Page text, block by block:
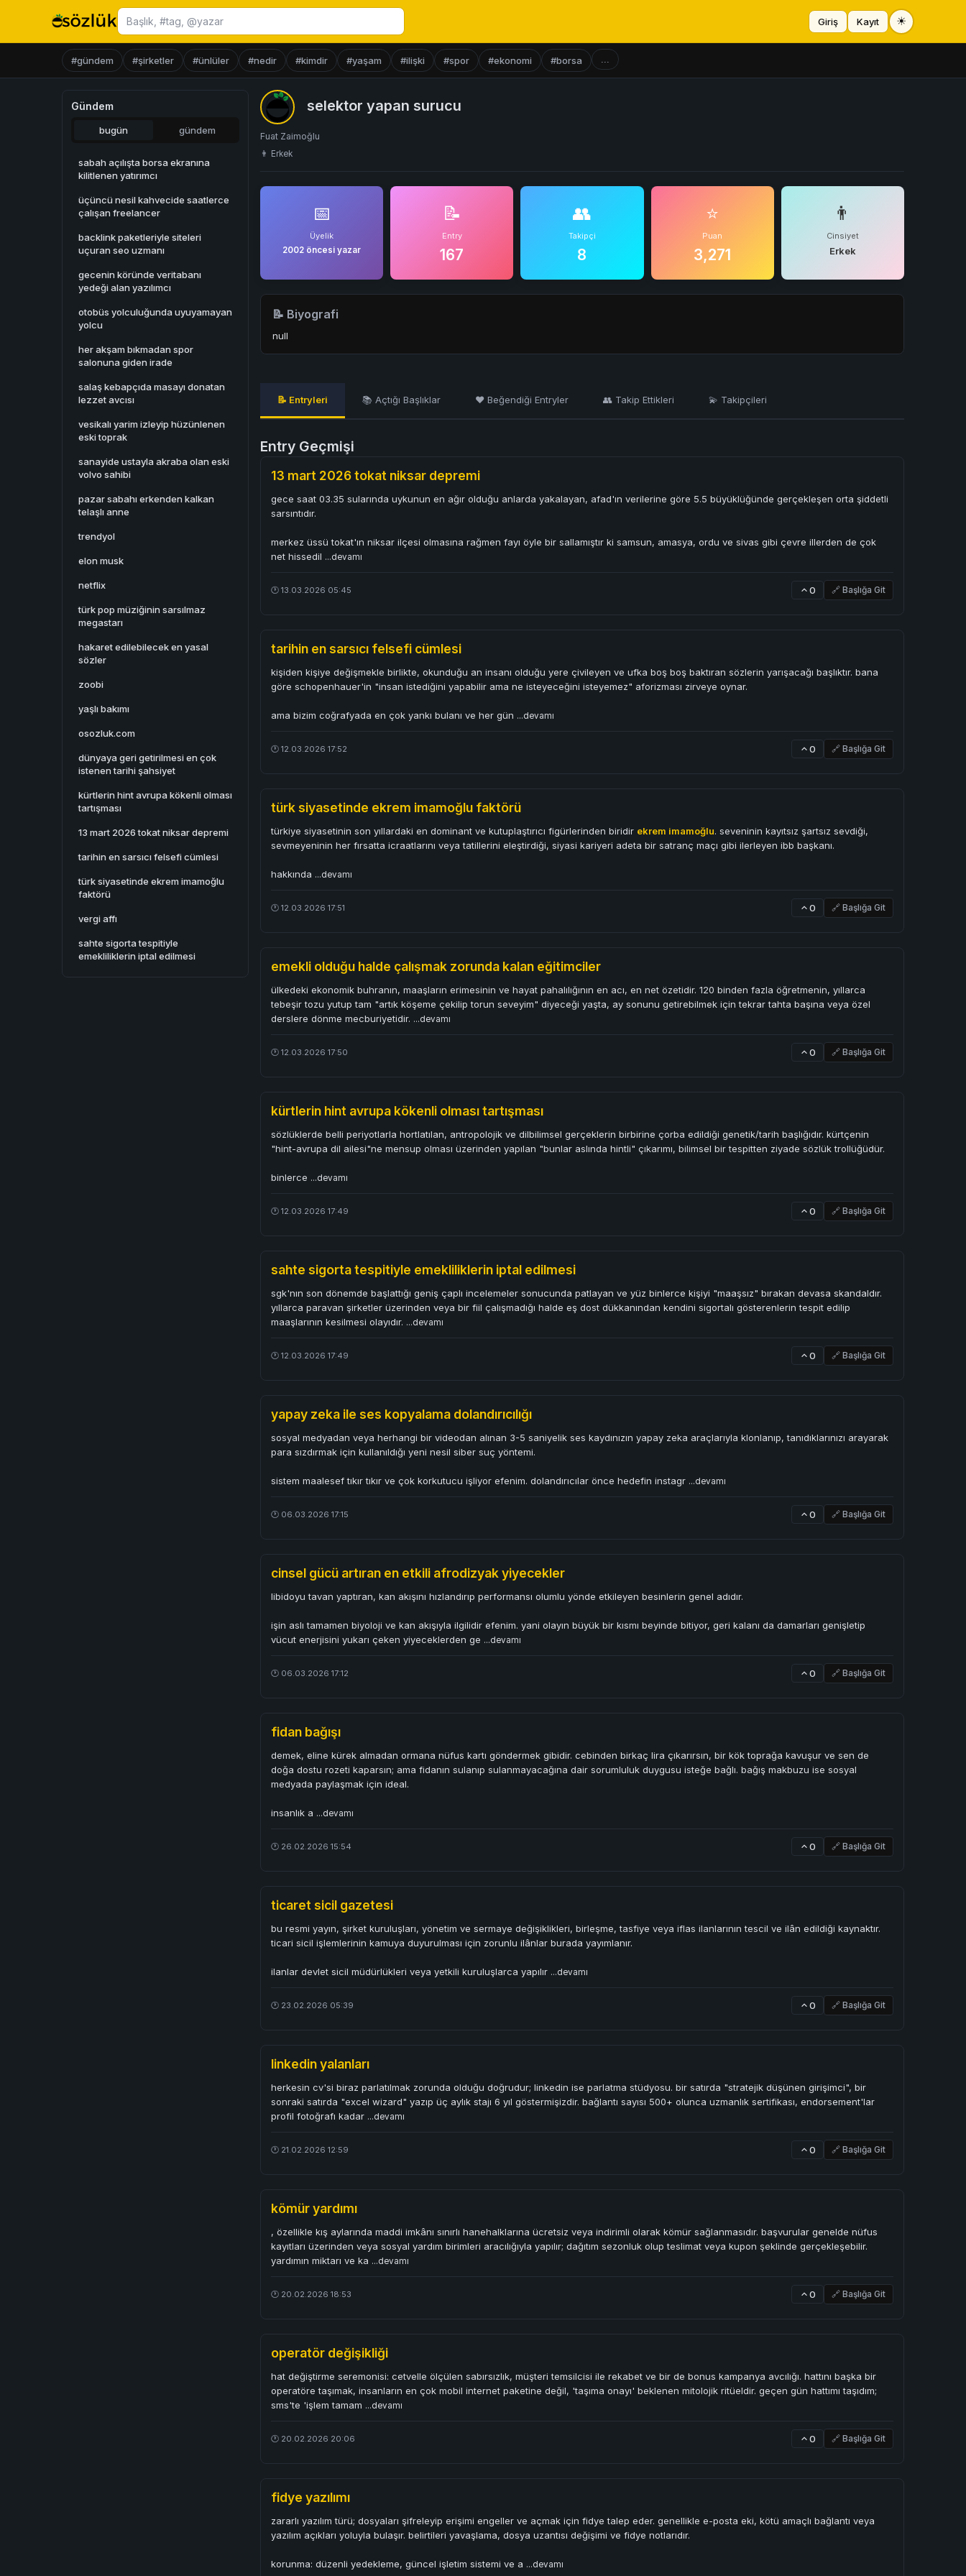
Başlık ara
Giriş Kayıt ☀
#gündem #şirketler #ünlüler #nedir #kimdir #yaşam #ilişki #spor #ekonomi #borsa ...
Gündem
bugün gündem
sabah açılışta borsa ekranına
kilitlenen yatırımcı
üçüncü nesil kahvecide saatlerce
çalışan freelancer
backlink paketleriyle siteleri
uçuran seo uzmanı
gecenin köründe veritabanı
yedeği alan yazılımcı
otobüs yolculuğunda uyuyamayan
yolcu
her akşam bıkmadan spor
salonuna giden irade
salaş kebapçıda masayı donatan
lezzet avcısı
vesikalı yarim izleyip hüzünlenen
eski toprak
sanayide ustayla akraba olan eski
volvo sahibi
pazar sabahı erkenden kalkan
telaşlı anne
trendyol
elon musk
netflix
türk pop müziğinin sarsılmaz
megastarı
hakaret edilebilecek en yasal
sözler
zoobi
yaşlı bakımı
osozluk.com
dünyaya geri getirilmesi en çok
istenen tarihi şahsiyet
kürtlerin hint avrupa kökenli olması
tartışması
13 mart 2026 tokat niksar depremi
tarihin en sarsıcı felsefi cümlesi
türk siyasetinde ekrem imamoğlu
faktörü
vergi affı
sahte sigorta tespitiyle
emekliliklerin iptal edilmesi
selektor yapan surucu
Fuat Zaimoğlu
👨 Erkek
📅
Üyelik
2002 öncesi yazar
📝
Entry
167
👥
Takipçi
8
⭐
Puan
3,271
👨
Cinsiyet
Erkek
📝 Biyografi
null
📝 Entryleri 📚 Açtığı Başlıklar ❤️ Beğendiği Entryler 👥 Takip Ettikleri 💫 Takipçileri
Entry Geçmişi
13 mart 2026 tokat niksar depremi
gece saat 03.35 sularında uykunun en ağır olduğu anlarda yakalayan, afad'ın verilerine göre 5.5 büyüklüğünde gerçekleşen orta şiddetli
sarsıntıdır.
merkez üssü tokat'ın niksar ilçesi olmasına rağmen fayı öyle bir sallamıştır ki samsun, amasya, ordu ve sivas gibi çevre illerden de çok
net hissedil ...devamı
🕐 13.03.2026 05:45 0 🔗 Başlığa Git
tarihin en sarsıcı felsefi cümlesi
kişiden kişiye değişmekle birlikte, okunduğu an insanı olduğu yere çivileyen ve ufka boş boş baktıran sözlerin yarışacağı başlıktır. bana
göre schopenhauer'in "insan istediğini yapabilir ama ne isteyeceğini isteyemez" aforizması zirveye oynar.
ama bizim coğrafyada en çok yankı bulanı ve her gün ...devamı
🕐 12.03.2026 17:52 0 🔗 Başlığa Git
türk siyasetinde ekrem imamoğlu faktörü
türkiye siyasetinin son yıllardaki en dominant ve kutuplaştırıcı figürlerinden biridir ekrem imamoğlu. seveninin kayıtsız şartsız sevdiği,
sevmeyeninin her fırsatta icraatlarını veya tatillerini eleştirdiği, siyasi kariyeri adeta bir satranç maçı gibi ilerleyen ibb başkanı.
hakkında ...devamı
🕐 12.03.2026 17:51 0 🔗 Başlığa Git
emekli olduğu halde çalışmak zorunda kalan eğitimciler
ülkedeki ekonomik buhranın, maaşların erimesinin ve hayat pahalılığının en acı, en net özetidir. 120 binden fazla öğretmenin, yıllarca
tebeşir tozu yutup tam "artık köşeme çekilip torun seveyim" diyeceği yaşta, ay sonunu getirebilmek için tekrar tahta başına veya özel
derslere dönme mecburiyetidir. ...devamı
🕐 12.03.2026 17:50 0 🔗 Başlığa Git
kürtlerin hint avrupa kökenli olması tartışması
sözlüklerde belli periyotlarla hortlatılan, antropolojik ve dilbilimsel gerçeklerin birbirine çorba edildiği genetik/tarih başlığıdır. kürtçenin
"hint-avrupa dil ailesi"ne mensup olması üzerinden yapılan "bunlar aslında hintli" çıkarımı, bilimsel bir tespitten ziyade sözlük trollüğüdür.
binlerce ...devamı
🕐 12.03.2026 17:49 0 🔗 Başlığa Git
sahte sigorta tespitiyle emekliliklerin iptal edilmesi
sgk'nın son dönemde başlattığı geniş çaplı incelemeler sonucunda patlayan ve yüz binlerce kişiyi "maaşsız" bırakan devasa skandaldır.
yıllarca paravan şirketler üzerinden veya bir fiil çalışmadığı halde eş dost dükkanından kendini sigortalı gösterenlerin tespit edilip
maaşlarının kesilmesi olayıdır. ...devamı
🕐 12.03.2026 17:49 0 🔗 Başlığa Git
yapay zeka ile ses kopyalama dolandırıcılığı
sosyal medyadan veya herhangi bir videodan alınan 3-5 saniyelik ses kaydınızın yapay zeka araçlarıyla klonlanıp, tanıdıklarınızı arayarak
para sızdırmak için kullanıldığı yeni nesil siber suç yöntemi.
sistem maalesef tıkır tıkır ve çok korkutucu işliyor efenim. dolandırıcılar önce hedefin instagr ...devamı
🕐 06.03.2026 17:15 0 🔗 Başlığa Git
cinsel gücü artıran en etkili afrodizyak yiyecekler
libidoyu tavan yaptıran, kan akışını hızlandırıp performansı olumlu yönde etkileyen besinlerin genel adıdır.
işin aslı tamamen biyoloji ve kan akışıyla ilgilidir efenim. yani olayın büyük bir kısmı beyinde bitiyor, geri kalanı da damarları genişletip
vücut enerjisini yukarı çeken yiyeceklerden ge ...devamı
🕐 06.03.2026 17:12 0 🔗 Başlığa Git
fidan bağışı
demek, eline kürek almadan ormana nüfus kartı göndermek gibidir. cebinden birkaç lira çıkarırsın, bir kök toprağa kavuşur ve sen de
doğa dostu rozeti kaparsın; ama fidanın sulanıp sulanmayacağına dair sorumluluk duygusu isteğe bağlı. bağış makbuzu ise sosyal
medyada paylaşmak için ideal.
insanlık a ...devamı
🕐 26.02.2026 15:54 0 🔗 Başlığa Git
ticaret sicil gazetesi
bu resmi yayın, şirket kuruluşları, yönetim ve sermaye değişiklikleri, birleşme, tasfiye veya iflas ilanlarının tescil ve ilân edildiği kaynaktır.
ticari sicil işlemlerinin kamuya duyurulması için zorunlu ilânlar burada yayımlanır.
ilanlar devlet sicil müdürlükleri veya yetkili kuruluşlarca yapılır ...devamı
🕐 23.02.2026 05:39 0 🔗 Başlığa Git
linkedin yalanları
herkesin cv'si biraz parlatılmak zorunda olduğu doğrudur; linkedin ise parlatma stüdyosu. bir satırda "stratejik düşünen girişimci", bir
sonraki satırda "excel wizard" yazıp üç aylık stajı 6 yıl göstermişizdir. bağlantı sayısı 500+ olunca uzmanlık sertifikası, endorsement'lar
profil fotoğrafı kadar ...devamı
🕐 21.02.2026 12:59 0 🔗 Başlığa Git
kömür yardımı
, özellikle kış aylarında maddi imkânı sınırlı hanehalklarına ücretsiz veya indirimli olarak kömür sağlanmasıdır. başvurular genelde nüfus
kayıtları üzerinden veya sosyal yardım birimleri aracılığıyla yapılır; dağıtım sezonluk olup teslimat veya kupon şeklinde gerçekleşebilir.
yardımın miktarı ve ka ...devamı
🕐 20.02.2026 18:53 0 🔗 Başlığa Git
operatör değişikliği
hat değiştirme seremonisi: cetvelle ölçülen sabırsızlık, müşteri temsilcisi ile rekabet ve bir de bonus kampanya avcılığı. hattını başka bir
operatöre taşımak, insanların en çok mobil internet paketine değil, 'taşıma onayı' beklenen mitolojik ritüeldir. geçen gün hattımı taşıdım;
sms'te 'işlem tamam ...devamı
🕐 20.02.2026 20:06 0 🔗 Başlığa Git
fidye yazılımı
zararlı yazılım türü; dosyaları şifreleyip erişimi engeller ve açmak için fidye talep eder. genellikle e-posta eki, kötü amaçlı bağlantı veya
yazılım açıkları yoluyla bulaşır. belirtileri yavaşlama, dosya uzantısı değişimi ve fidye notlarıdır.
korunma: düzenli yedekleme, güncel işletim sistemi ve a ...devamı